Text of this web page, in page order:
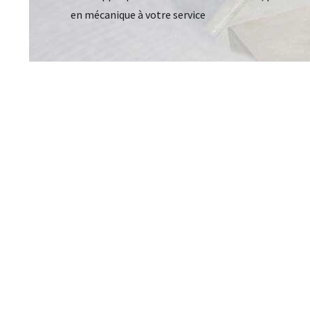
NOS FORMATIONS CETIM ACADEMY®
Laboratoires
Carnot
Fondation Cetim
Publications
Librairie
en mécanique à votre service